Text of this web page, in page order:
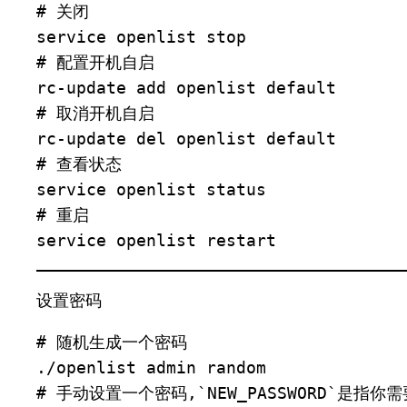
# 关闭
service openlist stop
# 配置开机自启
rc-update add openlist default
# 取消开机自启
rc-update del openlist default
# 查看状态
service openlist status
# 重启
service openlist restart
设置密码
# 随机生成一个密码
./openlist admin random
# 手动设置一个密码,`NEW_PASSWORD`是指你